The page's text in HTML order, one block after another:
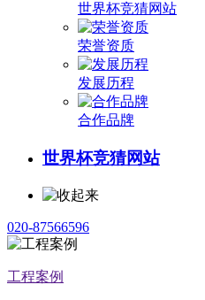
世界杯竞猜网站
荣誉资质
发展历程
合作品牌
世界杯竞猜网站
020-87566596
工程案例